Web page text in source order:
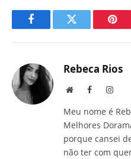
FacebookTwitter
Rebeca Rios
Site Facebook
Meu nome é
Melhores
porque cansei
não ter com